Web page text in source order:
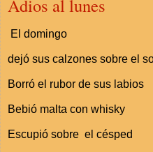
Adios al lunes
El domingo
dejó sus calzones sobre el
Borró el rubor de sus labios
Bebió malta con whisky
Escupió sobre el césped